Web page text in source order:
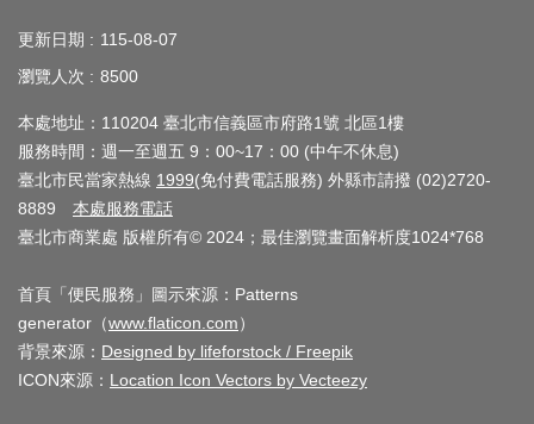
線
上
務
公
司
及
業
登
記
更新日期
115-08-07
瀏覽人次
8500
本處地址：110204 臺北市信義區市府路1號 北區1樓
服務時間：週一至週五 9：00~17：00 (中午不休息)
臺北市民當家熱線 1999(免付費電話服務) 外縣市請撥 (02)2720-
8889 本處服務電話
臺北市商業處 版權所有© 2024；最佳瀏覽畫面解析度1024*768
首頁「便民服務」圖示來源：Patterns
generator（www.flaticon.com）
背景來源： Designed by lifeforstock / Freepik
ICON來源： Location Icon Vectors by Vecteezy